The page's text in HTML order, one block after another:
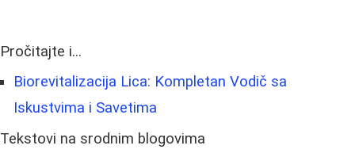
Pročitajte i...
Biorevitalizacija Lica: Kompletan Vodič sa
Iskustvima i Savetima
Tekstovi na srodnim blogovima